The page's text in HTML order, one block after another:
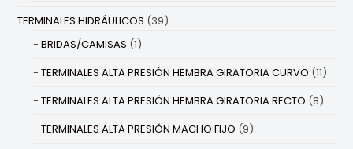
TERMINALES HIDRÁULICOS (39)
BRIDAS/CAMISAS (1)
TERMINALES ALTA PRESIÓN HEMBRA GIRATORIA CURVO (11)
TERMINALES ALTA PRESIÓN HEMBRA GIRATORIA RECTO (8)
TERMINALES ALTA PRESIÓN MACHO FIJO (9)